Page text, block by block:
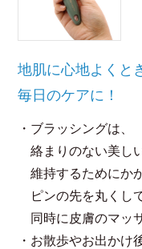
地肌に心地よくと
毎日のケアに！
・ブラッシングは、
絡まりのない美し
維持するためにか
ピンの先を丸くし
同時に皮膚のマッ
・お散歩やお出かけ